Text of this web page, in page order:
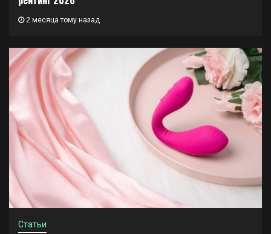
2 месяца тому назад
Статьи